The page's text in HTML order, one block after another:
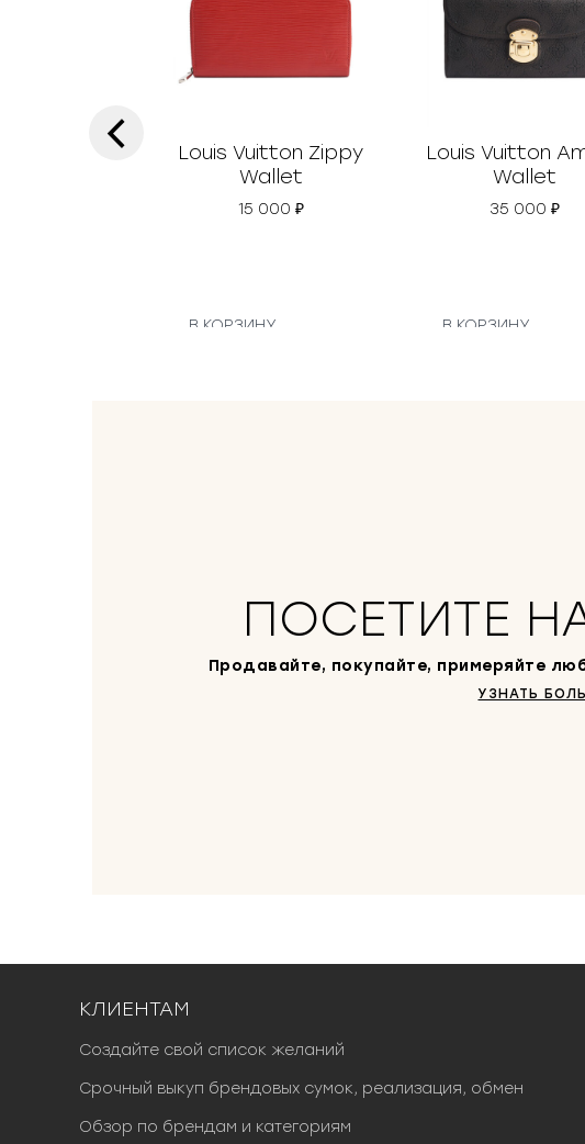
Louis Vuitton Zippy
Wallet
15 000 ₽
В КОРЗИНУ
Louis Vuitton
Wallet
35 000 ₽
В КОРЗИНУ
‹
ПОСЕТИТЕ
Продавайте, покупайте, примеряйте
УЗНАТЬ
КЛИЕНТАМ
Создайте свой список желаний
Срочный выкуп брендовых сумок, реализация, обмен
Обзор по брендам и категориям